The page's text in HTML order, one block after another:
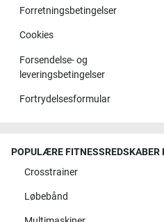
Forretningsbetingelser
Cookies
Forsendelse- og
leveringsbetingelser
Fortrydelsesformular
POPULÆRE FITNESSREDSKABER
Crosstrainer
Løbebånd